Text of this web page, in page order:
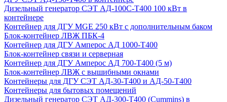
Дизельный генератор СЭТ АД-100С-Т400 100 кВт в
контейнере
Контейнер для ДГУ MGE 250 кВт с дополнительным баком
Блок-контейнер ЛВЖ ПБК-4
Контейнер для ДГУ Амперос АД 1000-Т400
Блок-контейнер связи и серверная
Контейнер для ДГУ Амперос АД 700-Т400 (5 м)
Блок-контейнер ЛВЖ с вышибными окнами
Контейнеры для ДГУ СЭТ АД-30-Т400 и АД-50-Т400
Контейнеры для бытовых помещений
Дизельный генератор СЭТ АД-300-Т400 (Cummins) в